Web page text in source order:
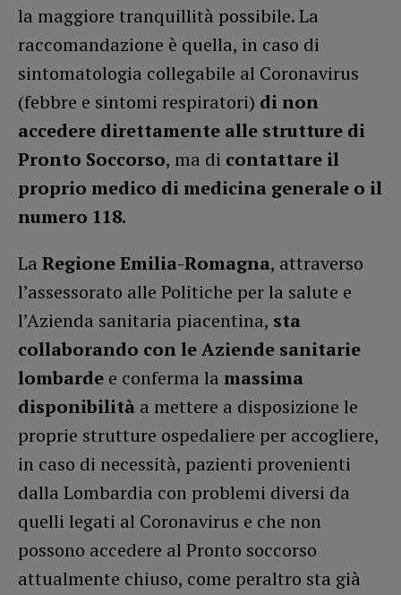
la maggiore tranquillità possibile. La
raccomandazione è quella, in caso di
sintomatologia collegabile al Coronavirus
(febbre e sintomi respiratori) di non
accedere direttamente alle strutture di
Pronto Soccorso, ma di contattare il
proprio medico di medicina generale o il
numero 118.
La Regione Emilia-Romagna, attraverso
l’assessorato alle Politiche per la salute e
l’Azienda sanitaria piacentina, sta
collaborando con le Aziende sanitarie
lombarde e conferma la massima
disponibilità a mettere a disposizione le
proprie strutture ospedaliere per accogliere,
in caso di necessità, pazienti provenienti
dalla Lombardia con problemi diversi da
quelli legati al Coronavirus e che non
possono accedere al Pronto soccorso
attualmente chiuso, come peraltro sta già